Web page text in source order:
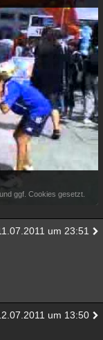
ggf. Cookies gesetzt.
um 23:51
um 13:50